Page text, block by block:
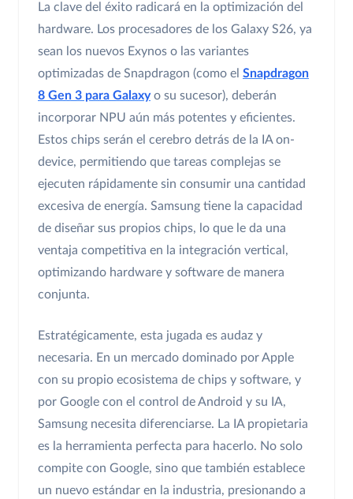
La clave del éxito radicará en la optimización del
hardware. Los procesadores de los Galaxy S26, ya
sean los nuevos Exynos o las variantes
optimizadas de Snapdragon (como el Snapdragon
8 Gen 3 para Galaxyo su sucesor), deberán
incorporar NPU aún más potentes y eficientes.
Estos chips serán el cerebro detrás de la IA on-
device, permitiendo que tareas complejas se
ejecuten rápidamente sin consumir una cantidad
excesiva de energía. Samsung tiene la capacidad
de diseñar sus propios chips, lo que le da una
ventaja competitiva en la integración vertical,
optimizando hardware y software de manera
conjunta.
Estratégicamente, esta jugada es audaz y
necesaria. En un mercado dominado por Apple
con su propio ecosistema de chips y software, y
por Google con el control de Android y su IA,
Samsung necesita diferenciarse. La IA propietaria
es la herramienta perfecta para hacerlo. No solo
compite con Google, sino que también establece
un nuevo estándar en la industria, presionando a